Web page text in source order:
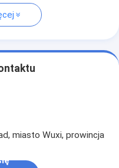
miasto Wuxi, prowincja